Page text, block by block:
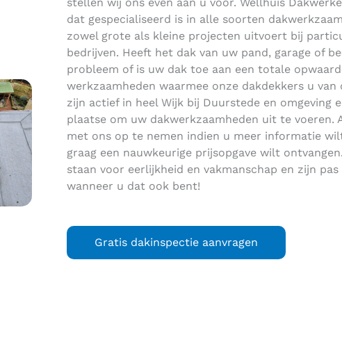
dat gespecialiseerd is in alle soorten
zowel grote als kleine projecten uitvoert bij
bedrijven. Heeft het dak van uw pand, garage of
probleem of is uw dak toe aan een totale
werkzaamheden waarmee onze dakdekkers u van
zijn actief in heel Wijk bij Duurstede en omgeving
plaatse om uw dakwerkzaamheden uit te voeren.
met ons op te nemen indien u meer informatie
graag een nauwkeurige prijsopgave wilt
staan voor eerlijkheid en vakmanschap en zijn
wanneer u dat ook bent!
Gratis dakinspectie aanvragen